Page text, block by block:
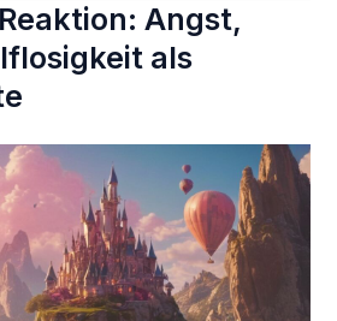
Angst,
als